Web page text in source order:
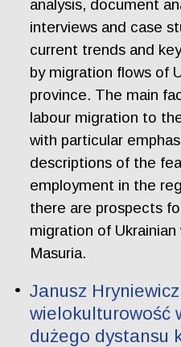
analysis, document
interviews and case
current trends and
by migration flows of
province. The main
labour migration to
with particular
descriptions of the
employment in the
there are prospects
migration of
Masuria.
Janusz
wielokulturowość
dużego dystansu